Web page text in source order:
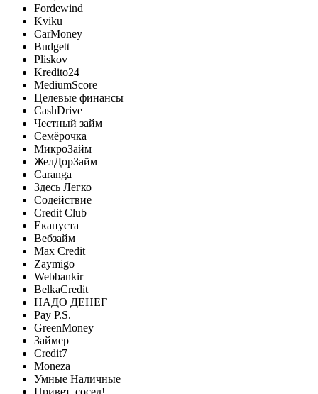
Fordewind
Kviku
CarMoney
Budgett
Pliskov
Kredito24
MediumScore
Целевые финансы
CashDrive
Честный займ
Семёрочка
МикроЗайм
ЖелДорЗайм
Caranga
Здесь Легко
Содействие
Credit Club
Екапуста
Вебзайм
Max Credit
Zaymigo
Webbankir
BelkaCredit
НАДО ДЕНЕГ
Pay P.S.
GreenMoney
Займер
Credit7
Moneza
Умные Наличные
Привет, сосед!